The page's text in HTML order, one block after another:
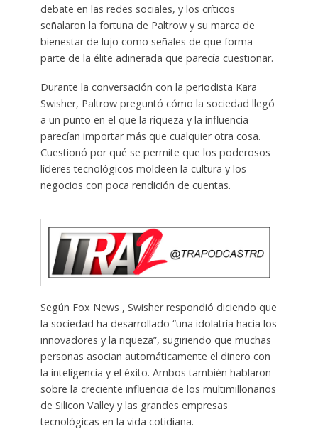
debate en las redes sociales, y los críticos
señalaron la fortuna de Paltrow y su marca de
bienestar de lujo como señales de que forma
parte de la élite adinerada que parecía cuestionar.
Durante la conversación con la periodista Kara
Swisher, Paltrow preguntó cómo la sociedad llegó
a un punto en el que la riqueza y la influencia
parecían importar más que cualquier otra cosa.
Cuestionó por qué se permite que los poderosos
líderes tecnológicos moldeen la cultura y los
negocios con poca rendición de cuentas.
Según Fox News , Swisher respondió diciendo que
la sociedad ha desarrollado “una idolatría hacia los
innovadores y la riqueza”, sugiriendo que muchas
personas asocian automáticamente el dinero con
la inteligencia y el éxito. Ambos también hablaron
sobre la creciente influencia de los multimillonarios
de Silicon Valley y las grandes empresas
tecnológicas en la vida cotidiana.